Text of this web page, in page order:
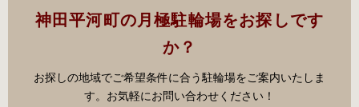
神田平河町の月極駐輪場をお探しです
か？
お探しの地域でご希望条件に合う駐輪場をご案内いたしま
す。お気軽にお問い合わせください！